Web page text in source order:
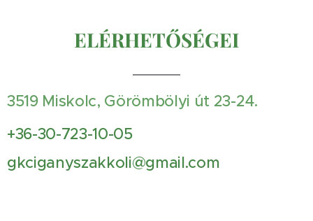
ELÉRHETŐSÉGEI
3519 Miskolc, Görömbölyi út 23-24.
+36-30-723-10-05
gkciganyszakkoli@gmail.com